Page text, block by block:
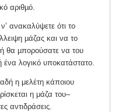
αριθµό.
ανακαλύψετε ότι το
µάζας και να το
θα µπορούσατε να του
ένα λογικό υποκατάστατο.
η μελέτη κάποιου
η μάζα του–
αντιδράσεις.